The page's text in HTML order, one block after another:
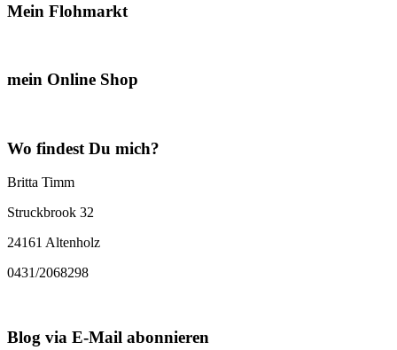
Mein Flohmarkt
mein Online Shop
Wo findest Du mich?
Britta Timm
Struckbrook 32
24161 Altenholz
0431/2068298
Blog via E-Mail abonnieren